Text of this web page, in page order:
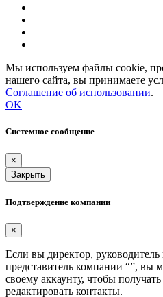
Мы используем файлы cookie,
нашего сайта, вы принимаете
Соглашение об использовании.
OK
Системное сообщение
×
Закрыть
Подтверждение компании
×
Если вы директор,
представитель компании “”, вы
своему аккаунту, чтобы
редактировать контакты.